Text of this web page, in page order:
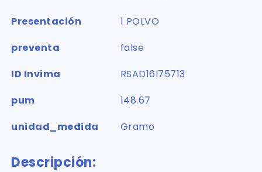
Presentación
1 POLVO
preventa
false
ID Invima
RSAD16I75713
pum
148.67
unidad_medida
Gramo
Descripción: